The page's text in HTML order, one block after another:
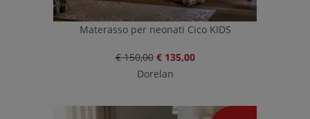
Materasso per neonati Cico KIDS
€ 150,00 € 135,00
Dorelan